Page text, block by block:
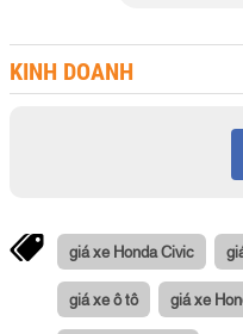
KINH DOANH
giá xe Honda Civic
giá xe ô tô giá xe